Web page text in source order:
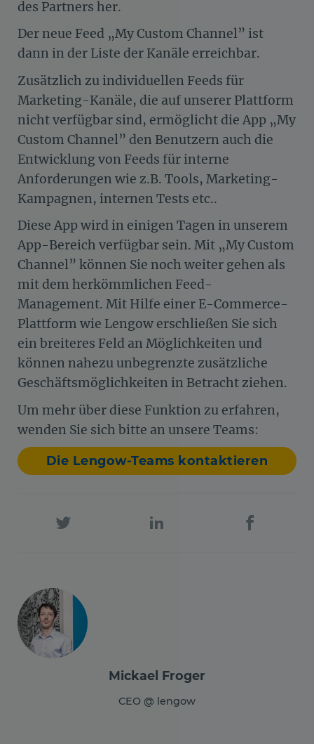
des Partners her.
Der neue Feed „My Custom Channel” ist
dann in der Liste der Kanäle erreichbar.
Zusätzlich zu individuellen Feeds für
Marketing-Kanäle, die auf unserer Plattform
nicht verfügbar sind, ermöglicht die App „My
Custom Channel” den Benutzern auch die
Entwicklung von Feeds für interne
Anforderungen wie z.B. Tools, Marketing-
Kampagnen, internen Tests etc..
Diese App wird in einigen Tagen in unserem
App-Bereich verfügbar sein. Mit „My Custom
Channel” können Sie noch weiter gehen als
mit dem herkömmlichen Feed-
Management. Mit Hilfe einer E-Commerce-
Plattform wie Lengow erschließen Sie sich
ein breiteres Feld an Möglichkeiten und
können nahezu unbegrenzte zusätzliche
Geschäftsmöglichkeiten in Betracht ziehen.
Um mehr über diese Funktion zu erfahren,
wenden Sie sich bitte an unsere Teams:
Die Lengow-Teams kontaktieren
Mickael Froger
CEO @ lengow